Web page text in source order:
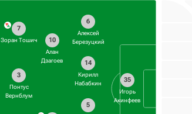
35
Игорь
Акинфеев
6
Алексей
Березуцкий
14
Кирилл
Набабкин
5
10
Алан
Дзагоев
7
Зоран Тошич
3
Понтус
Вернблум